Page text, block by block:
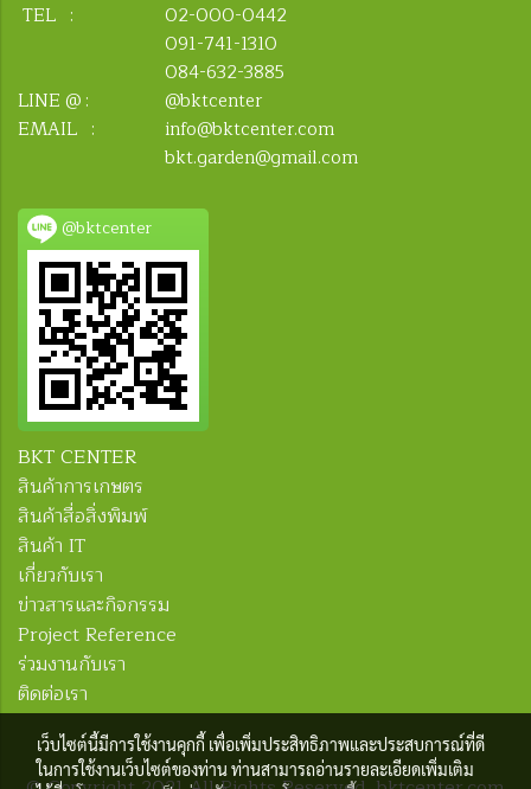
TEL :
02-000-0442
091-741-1310
084-632-3885
LINE @ :
@bktcenter
EMAIL :
info@bktcenter.com
bkt.garden@gmail.com
@bktcenter
BKT CENTER
สินค้าการเกษตร
สินค้าสื่อสิ่งพิมพ์
สินค้า IT
เกี่ยวกับเรา
ข่าวสารและกิจกรรม
Project Reference
ร่วมงานกับเรา
ติดต่อเรา
เว็บไซต์นี้มีการใช้งานคุกกี้ เพื่อเพิ่มประสิทธิภาพและประสบการณ์ที่ดี
ในการใช้งานเว็บไซต์ของท่าน ท่านสามารถอ่านรายละเอียดเพิ่มเติม